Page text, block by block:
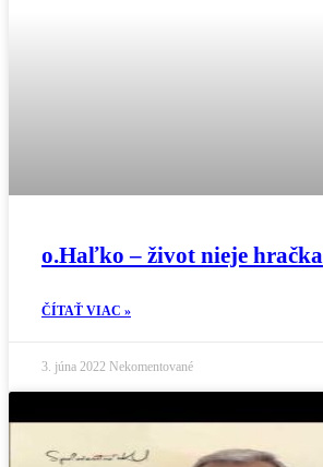
o.Haľko – život nieje hračka
ČÍTAŤ VIAC »
3. júna 2022 Nekomentované